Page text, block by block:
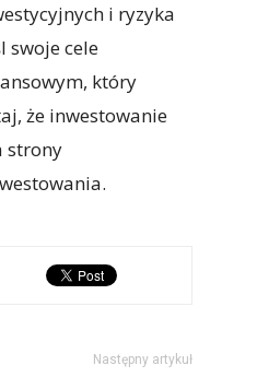
i ryzyka
swoje cele
który
że inwestowanie
strony
Następny artykuł